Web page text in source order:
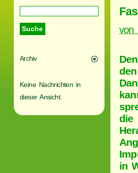
Archiv
Keine Nachrichten in
dieser Ansicht.
von
die
in